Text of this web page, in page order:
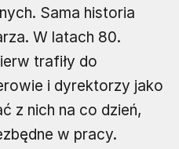
Sama historia
W latach 80.
trafiły do
i dyrektorzy jako
z nich na co dzień,
w pracy.